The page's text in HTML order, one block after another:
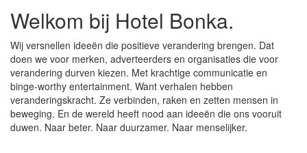
Welkom bij Hotel Bonka.
Wij versnellen ideeën die positieve verandering brengen. Dat
doen we voor merken, adverteerders en organisaties die voor
verandering durven kiezen. Met krachtige communicatie en
binge-worthy entertainment. Want verhalen hebben
veranderingskracht. Ze verbinden, raken en zetten mensen in
beweging. En de wereld heeft nood aan ideeën die ons vooruit
duwen. Naar beter. Naar duurzamer. Naar menselijker.